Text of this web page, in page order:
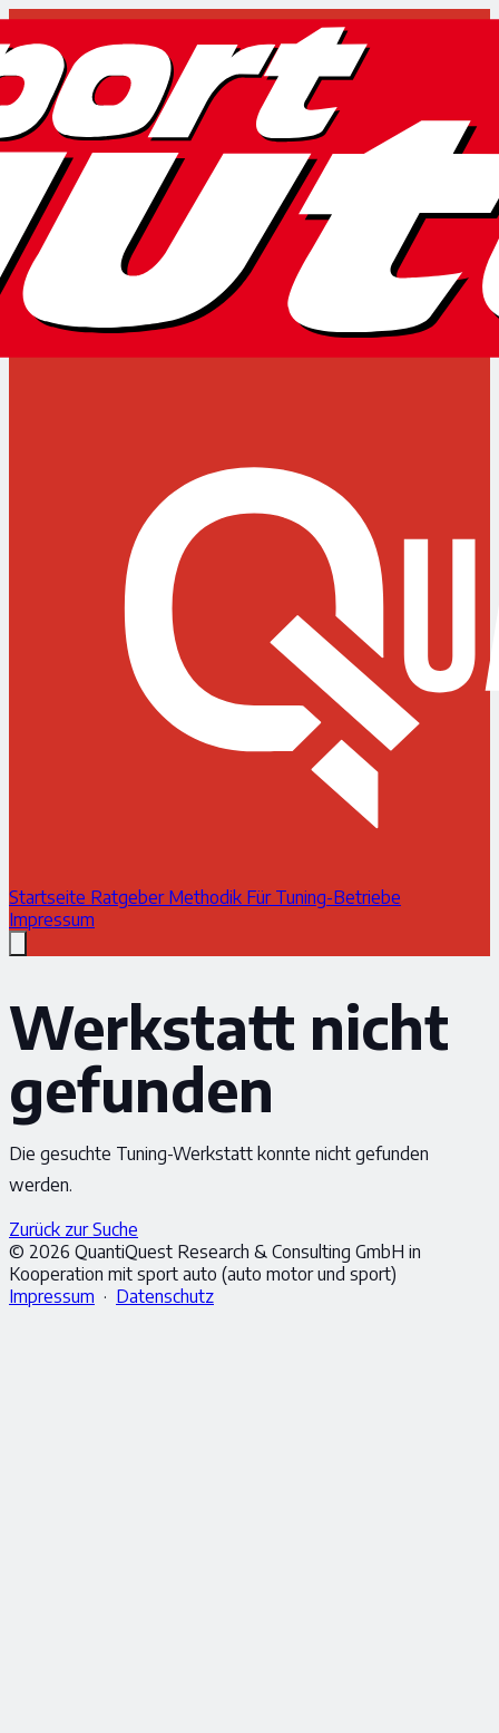
Startseite Ratgeber Methodik Für Tuning-Betriebe
Impressum
Werkstatt nicht
gefunden
Die gesuchte Tuning-Werkstatt konnte nicht gefunden
werden.
Zurück zur Suche
© 2026 QuantiQuest Research & Consulting GmbH in
Kooperation mit sport auto (auto motor und sport)
Impressum · Datenschutz